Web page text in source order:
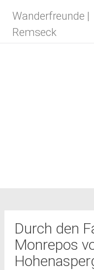
Inhalt
springen
Wanderfreunde |
Remseck
Durch den
Monrepos